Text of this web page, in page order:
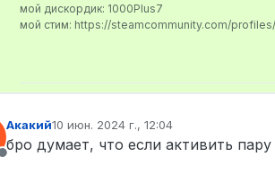
мой дискордик: 1000Plus7
мой стим: https://steamcommunity.com/
Не в сети
Акакий10 июн. 2024 г., 12:04
отредактировано
бро думает, что если активить